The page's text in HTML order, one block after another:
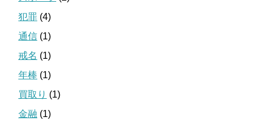
犯罪 (4)
通信 (1)
戒名 (1)
年棒 (1)
買取り (1)
金融 (1)